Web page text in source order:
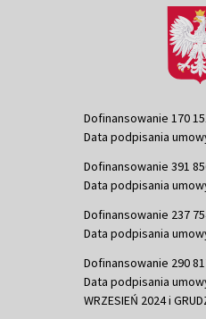
Dofinansowanie 170
Data podpisania
Dofinansowanie 391
Data podpisania
Dofinansowanie 237
Data podpisania
Dofinansowanie 290
Data podpisania
WRZESIEŃ 2024 i